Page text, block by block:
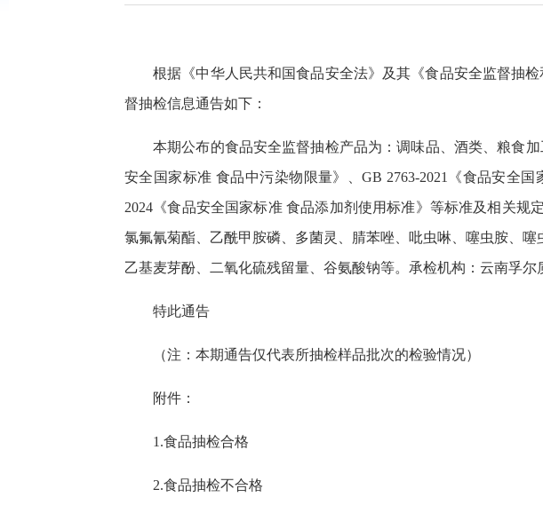
根据《中华人民共和国食品安全法》及其《食品安全监督抽
督抽检信息通告如下：
本期公布的食品安全监督抽检产品为：调味品、酒类、粮食
安全国家标准 食品中污染物限量》、GB 2763-2021《食品安全
2024《食品安全国家标准 食品添加剂使用标准》等标准及相关
氯氟氰菊酯、乙酰甲胺磷、多菌灵、腈苯唑、吡虫啉、噻虫胺、
乙基麦芽酚、二氧化硫残留量、谷氨酸钠等。承检机构：云南孚
特此通告
（注：本期通告仅代表所抽检样品批次的检验情况）
附件：
1.食品抽检合格
2.食品抽检不合格